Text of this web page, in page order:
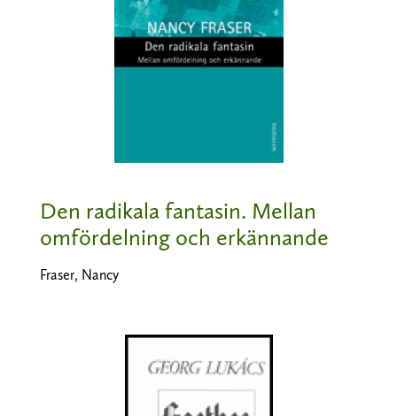
Den radikala fantasin. Mellan
omfördelning och erkännande
Fraser, Nancy